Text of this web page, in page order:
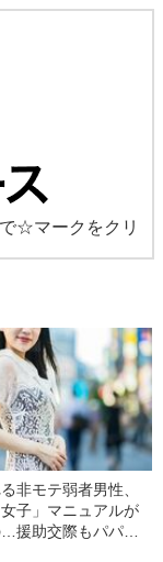
で☆マークをクリ
非モテ弱者男性、
子」マニュアルが
援助交際もパパ活